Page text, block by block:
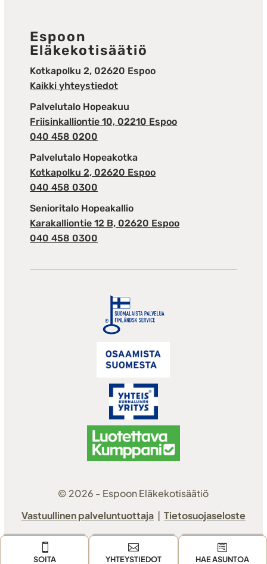

SOITA

YHTEYSTIEDOT

HAE ASUNTOA
Espoon
Eläkekotisäätiö
Kotkapolku 2, 02620 Espoo
Kaikki yhteystiedot
Palvelutalo Hopeakuu
Friisinkalliontie 10, 02210 Espoo
040 458 0200
Palvelutalo Hopeakotka
Kotkapolku 2, 02620 Espoo
040 458 0300
Senioritalo Hopeakallio
Karakalliontie 12 B, 02620 Espoo
040 458 0300
© 2026 - Espoon Eläkekotisäätiö
Vastuullinen palveluntuottaja| Tietosuojaseloste